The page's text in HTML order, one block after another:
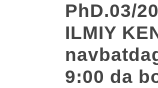
PhD.03/
ILMIY
9:00 da